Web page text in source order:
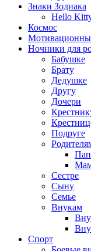
Знаки Зодиака
Hello
Космос
Ночники для
Бабушке
Брату
Дедушке
Другу
Дочери
Подруге
Сестре
Сыну
Семье
Внукам
Спорт